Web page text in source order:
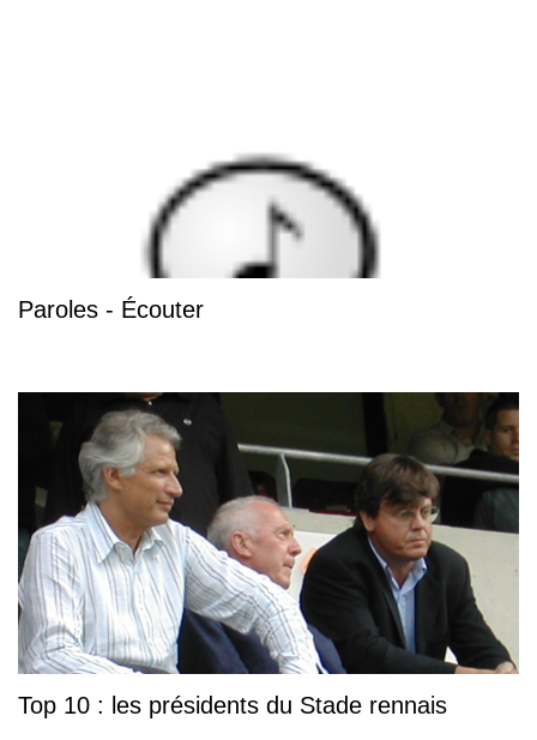
Paroles - Écouter
Top 10 : les présidents du Stade rennais